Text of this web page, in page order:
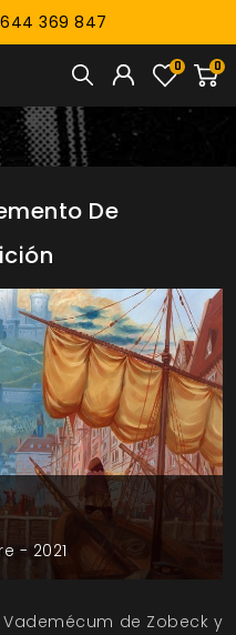
369 847
0
0
De
- 2021
de Zobeck y